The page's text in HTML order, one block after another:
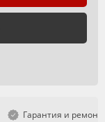
Гарантия и ремонт